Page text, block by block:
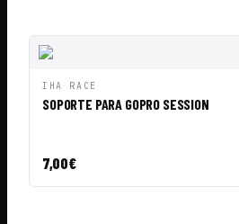
VISTA RÁPIDA
IHA RACE
SOPORTE PARA GOPRO SESSION
7,00€
SALE ◇